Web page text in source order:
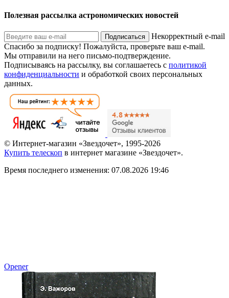
Полезная рассылка астрономических новостей
Подписаться
Некорректный e-mail
Спасибо за подписку! Пожалуйста, проверьте ваш e-mail.
Мы отправили на него письмо-подтверждение.
Подписываясь на рассылку, вы соглашаетесь с политикой
конфиденциальности и обработкой своих персональных
данных.
© Интернет-магазин «Звездочет», 1995-2026
Купить телескоп в интернет магазине «Звездочет».
Время последнего изменения: 07.08.2026 19:46
Opener